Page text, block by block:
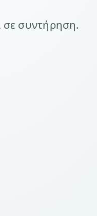
σε συντήρηση.